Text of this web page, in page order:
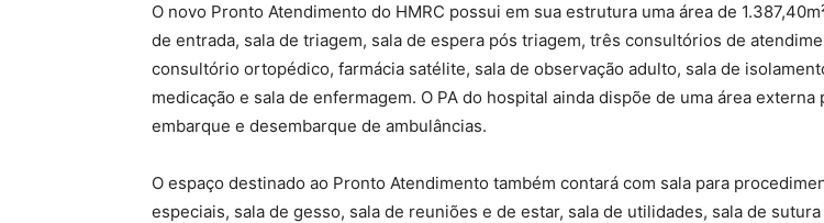
O novo Pronto Atendimento do HMRC possui em sua estrutura uma área de
de entrada, sala de triagem, sala de espera pós triagem, três consultórios de
consultório ortopédico, farmácia satélite, sala de observação adulto, sala de
medicação e sala de enfermagem. O PA do hospital ainda dispõe de uma área externa
embarque e desembarque de ambulâncias.
O espaço destinado ao Pronto Atendimento também contará com sala para
especiais, sala de gesso, sala de reuniões e de estar, sala de utilidades, sala de